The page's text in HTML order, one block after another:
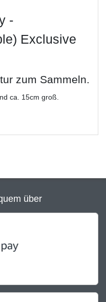
-
Exclusive
zum Sammeln.
ca. 15cm groß.
über